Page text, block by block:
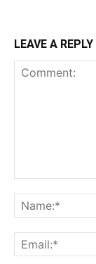
LEAVE A REPLY